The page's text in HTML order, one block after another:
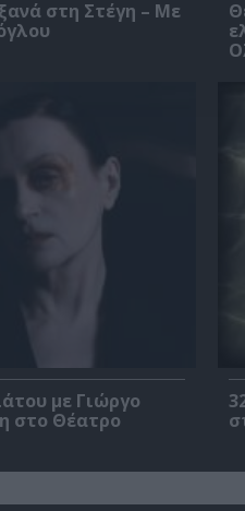
στη Στέγη – Με
με Γιώργο
στο Θέατρο